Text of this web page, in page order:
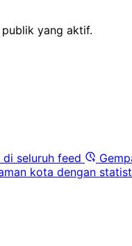
yang aktif.
seluruh feed
kota dengan